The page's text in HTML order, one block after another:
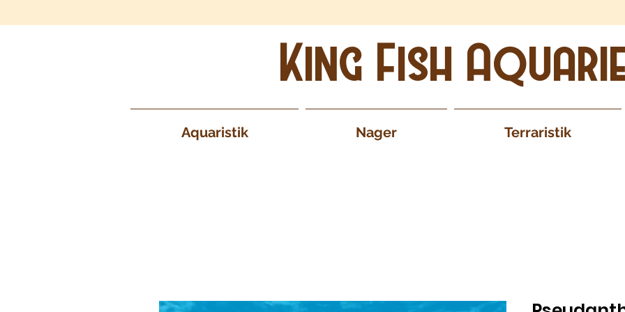
King Fish
Aquaristik Nager Terraristik